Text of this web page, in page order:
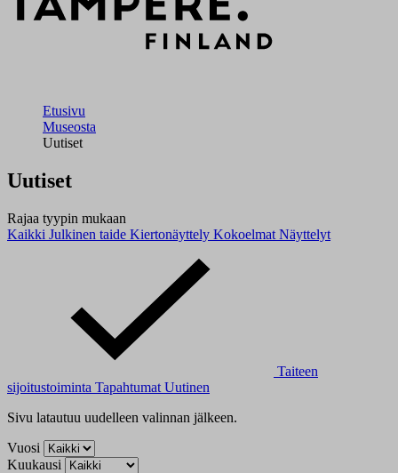
Etusivu
Museosta
Uutiset
Uutiset
Rajaa tyypin mukaan
Kaikki Julkinen taide Kiertonäyttely Kokoelmat Näyttelyt
Taiteen
sijoitustoiminta Tapahtumat Uutinen
Sivu latautuu uudelleen valinnan jälkeen.
Vuosi
Kuukausi